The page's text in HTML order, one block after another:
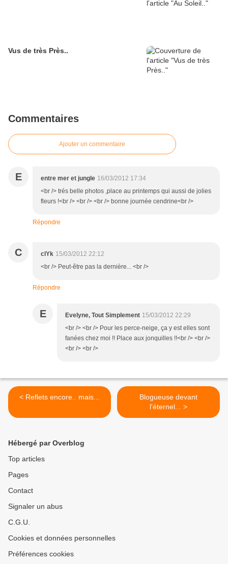
Vus de très Près..
Commentaires
Ajouter un commentaire
E entre mer et jungle 16/03/2012 17:34
<br /> trés belle photos ,place au printemps qui aussi de jolies
fleurs !<br /> <br /> <br /> bonne journée cendrine<br />
Répondre
C clYk 15/03/2012 22:12
<br /> Peut-être pas la dernière... <br />
Répondre
E Evelyne, Tout Simplement 15/03/2012 22:29
<br /> <br /> Pour les perce-neige, ça y est elles sont
fanées chez moi !! Place aux jonquilles !!<br /> <br />
<br /> <br />
< Reflets encore.. mais...
Blogueuse devant
l'éternel... >
Hébergé par Overblog
Top articles
Pages
Contact
Signaler un abus
C.G.U.
Cookies et données personnelles
Préférences cookies